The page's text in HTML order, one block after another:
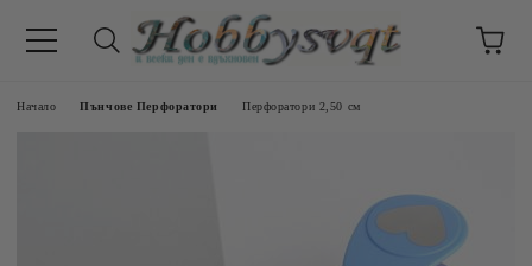
Начало Пънчове Перфоратори Перфоратори 2,50 см